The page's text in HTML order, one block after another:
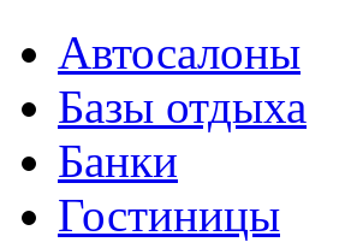
Автосалоны
Базы отдыха
Банки
Гостиницы